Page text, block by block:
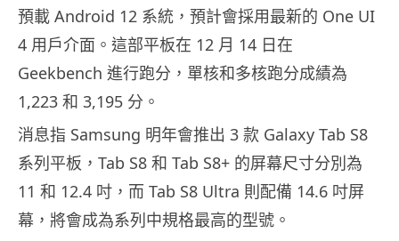
預載 Android 12 系統，預計會採用最新的 One UI
4 用戶介面。這部平板在 12 月 14 日在
Geekbench 進行跑分，單核和多核跑分成績為
1,223 和 3,195 分。
消息指 Samsung 明年會推出 3 款 Galaxy Tab S8
系列平板，Tab S8 和 Tab S8+ 的屏幕尺寸分別為
11 和 12.4 吋，而 Tab S8 Ultra 則配備 14.6 吋屏
幕，將會成為系列中規格最高的型號。